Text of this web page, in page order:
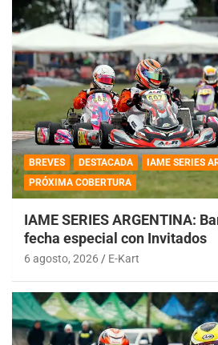
BREVES DESTACADA
IAME SERIES
PRÓXIMA COBERTURA
IAME SERIES ARGENTINA:
fecha especial con Invitados
6 agosto, 2026 E-Kart